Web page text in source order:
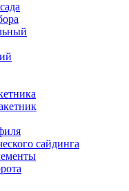
сайдинга